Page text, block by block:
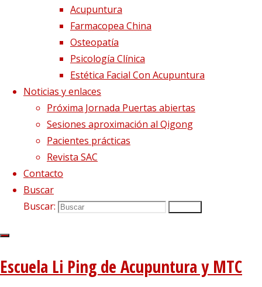
Acupuntura
Farmacopea China
Osteopatía
Psicología Clínica
Estética Facial Con Acupuntura
Noticias y enlaces
Próxima Jornada Puertas abiertas
Sesiones aproximación al Qigong
Pacientes prácticas
Revista SAC
Contacto
Buscar
Buscar:
Escuela Li Ping de Acupuntura y MTC
enseña
1 diciembre, 20204 diciembre, 2020
acupuntura,decepcion ,emociones,mtc
¿Cuántas veces hemos apostado por un
proyecto o por alguien y sentimos que las
cosas no resultan como esperábamos? Es
aquí donde entra en escena la decepción, una
de las emociones más dañinas para la MTC.
Cuanto mayor es el vínculo y la confianza con
la otra persona y cuanto…